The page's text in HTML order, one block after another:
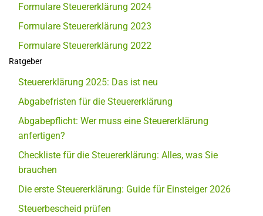
Formulare Steuererklärung 2024
Formulare Steuererklärung 2023
Formulare Steuererklärung 2022
Ratgeber
Steuererklärung 2025: Das ist neu
Abgabefristen für die Steuererklärung
Abgabepflicht: Wer muss eine Steuererklärung
anfertigen?
Checkliste für die Steuererklärung: Alles, was Sie
brauchen
Die erste Steuererklärung: Guide für Einsteiger 2026
Steuerbescheid prüfen